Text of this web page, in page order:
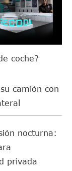
coche?
camión con
nocturna:
privada